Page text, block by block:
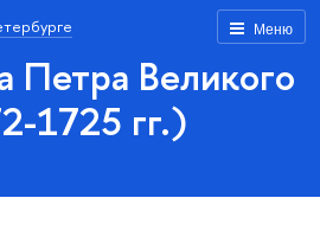
Меню
Петра Великого
1725 гг.)